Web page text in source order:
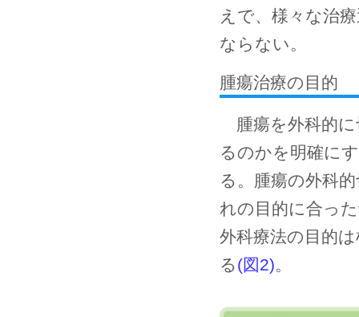
えで、様々な治
ならない。
腫瘍治療の目的
腫瘍を外科的に
るのかを明確に
る。腫瘍の外科
れの目的に合っ
外科療法の目的
る(図2)。